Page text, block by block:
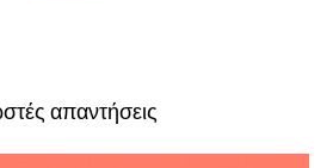
απαντήσεις